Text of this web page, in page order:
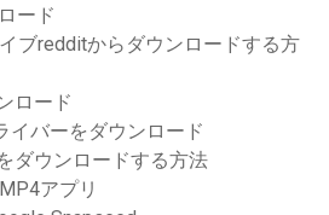
ード
ブredditからダウンロードする方
ロード
イバーをダウンロード
ダウンロードする方法
アプリ